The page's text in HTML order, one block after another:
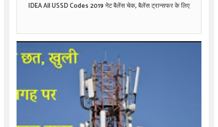
IDEA All USSD Codes 2019 नेट बैलेंस चेक, बैलेंस ट्रान्सफर के लिए